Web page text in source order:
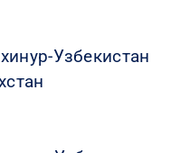
Узбекистан